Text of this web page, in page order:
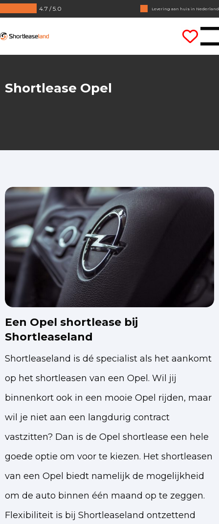
4.7 / 5.0
Geen jaarcijfers nodig
Direct rijden
Shortlease Opel
Een Opel shortlease bij
Shortleaseland
Shortleaseland is dé specialist als het aankomt
op het shortleasen van een Opel. Wil jij
binnenkort ook in een mooie Opel rijden, maar
wil je niet aan een langdurig contract
vastzitten? Dan is de Opel shortlease een hele
goede optie om voor te kiezen. Het shortleasen
van een Opel biedt namelijk de mogelijkheid
om de auto binnen één maand op te zeggen.
Flexibiliteit is bij Shortleaseland ontzettend